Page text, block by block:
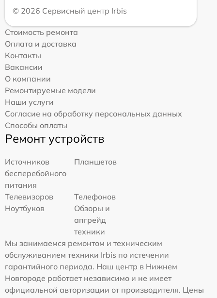
© 2026 Сервисный центр Irbis
Стоимость ремонта
Оплата и доставка
Контакты
Вакансии
О компании
Ремонтируемые модели
Наши услуги
Согласие на обработку персональных данных
Способы оплаты
Ремонт устройств
Источников
бесперебойного
питания
Планшетов
Телевизоров
Телефонов
Ноутбуков
Обзоры и
апгрейд
техники
Мы занимаемся ремонтом и техническим
обслуживанием техники Irbis по истечении
гарантийного периода. Наш центр в Нижнем
Новгороде работает независимо и не имеет
официальной авторизации от производителя. Цены